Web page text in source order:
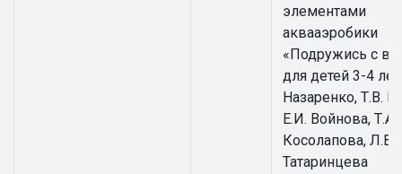
элементами
аквааэробики
«Подружись с
для детей 3-4
Назаренко, Т.В.
Е.И. Войнова, Т.А.
Косолапова, Л.В.
Татаринцева